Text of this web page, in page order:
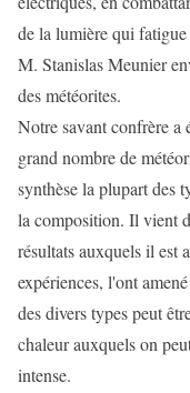
de la lumière qui
M. Stanislas Meunier
des météorites.
Notre savant confrère a
grand nombre de
synthèse la plupart des
la composition. Il vient
résultats auxquels il est
expériences, l'ont
des divers types peut
chaleur auxquels on
intense.